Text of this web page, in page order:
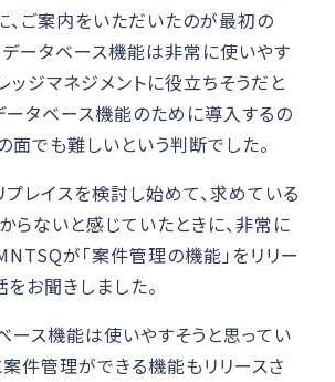
、ご案内をいただいたのが最初の
データベース機能は非常に使いやす
ッジマネジメントに役立ちそうだと
ータベース機能のために導入するの
面でも難しいという判断でした。
プレイスを検討し始めて、求めている
らないと感じていたときに、非常に
が「案件管理の機能」をリリー
お聞きしました。
ース機能は使いやすそうと思ってい
案件管理ができる機能もリリースさ